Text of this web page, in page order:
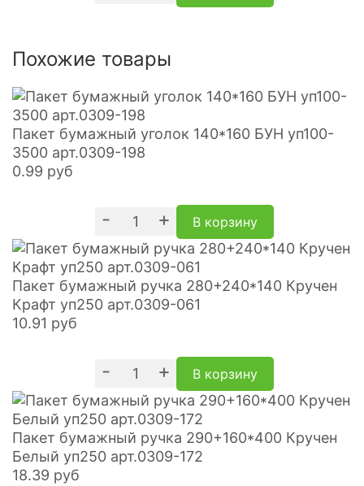
Похожие товары
Пакет бумажный уголок 140*160 БУН уп100-
3500 арт.0309-198
0.99 руб
- + В корзину
Пакет бумажный ручка 280+240*140 Кручен
Крафт уп250 арт.0309-061
10.91 руб
- + В корзину
Пакет бумажный ручка 290+160*400 Кручен
Белый уп250 арт.0309-172
18.39 руб